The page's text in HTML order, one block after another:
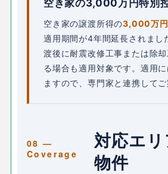
空き家の3,000万円特別
空き家の譲渡所得の3,000万円
適用期間が4年間延長されまし
渡後に耐震改修工事または除
る場合も適用対象です。適用
ますので、専門家と連携してご
対応エ
物件